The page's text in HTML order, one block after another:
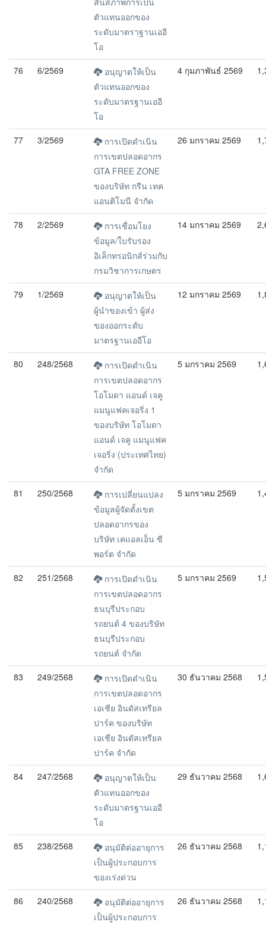
ตัวแทนออกของ
ระดับมาตราฐานเออี
โอ
76
6/2569
อนุญาตให้เป็น
ตัวแทนออกของ
ระดับมาตรฐานเออี
โอ
4 กุมภาพันธ์ 2569
77 3/2569
การเปิดดำเนิน
การเขตปลอดอากร
GTA FREE ZONE
ของบริษัท กรีน เทค
แอนติโมนี จำกัด
26 มกราคม 2569
78 2/2569
การเชื่อมโยง
ข้อมูล/ใบรับรอง
อิเล็กทรอนิกส์ร่วมกับ
กรมวิชาการเกษตร
14 มกราคม 2569
79 1/2569
อนุญาตให้เป็น
ผู้นำของเข้า ผู้ส่ง
ของออกระดับ
มาตรฐานเออีโอ
12 มกราคม 2569
80 248/2568
การเปิดดำเนิน
การเขตปลอดอากร
โอโมดา แอนด์ เจคู
แมนูแฟคเจอริ่ง 1
ของบริษัท โอโมดา
แอนด์ เจคู แมนูแฟค
เจอริ่ง (ประเทศไทย)
จำกัด
5 มกราคม 2569
81 250/2568
การเปลี่ยนแปลง
ข้อมูลผู้จัดตั้งเขต
ปลอดอากรของ
บริษัท เคแอลเอ็น ซี
พอร์ต จำกัด
5 มกราคม 2569
82 251/2568
การเปิดดำเนิน
การเขตปลอดอากร
ธนบุรีประกอบ
รถยนต์ 4 ของบริษัท
ธนบุรีประกอบ
รถยนต์ จำกัด
5 มกราคม 2569
83 249/2568
การเปิดดำเนิน
การเขตปลอดอากร
เอเชีย อินดัสเทรียล
ปาร์ค ของบริษัท
เอเชีย อินดัสเทรียล
ปาร์ค จำกัด
30 ธันวาคม 2568
84 247/2568
อนุญาตให้เป็น
ตัวแทนออกของ
ระดับมาตรฐานเออี
โอ
29 ธันวาคม 2568
85 238/2568
อนุมัติต่ออายุการ
เป็นผู้ประกอบการ
ของเร่งด่วน
26 ธันวาคม 2568
86 240/2568
อนุมัติต่ออายุการ
เป็นผู้ประกอบการ
26 ธันวาคม 2568